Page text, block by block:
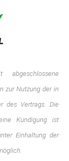
zur Nutzung der in
des Vertrags. Die
Kündigung ist
Einhaltung der